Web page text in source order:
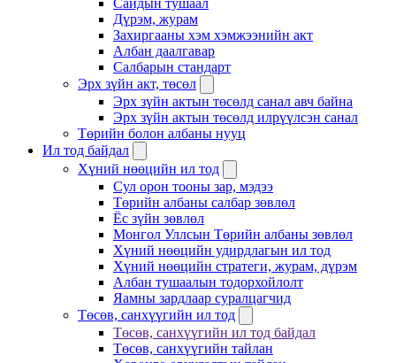
Сайдын тушаал
Дүрэм, журам
Захиргааны хэм хэмжээнийн акт
Албан даалгавар
Салбарын стандарт
Эрх зүйн акт, төсөл
Эрх зүйн актын төсөлд санал авч байна
Эрх зүйн актын төсөлд илрүүлсэн санал
Төрийн болон албаны нууц
Ил тод байдал
Хүний нөөцийн ил тод
Сул орон тооны зар, мэдээ
Төрийн албаны салбар зөвлөл
Ёс зүйн зөвлөл
Монгол Уллсын Төрийн албаны зөвлөл
Хүний нөөцийн удирдлагын ил тод
Хүний нөөцийн стратеги, журам, дүрэм
Албан тушаалын тодорхойлолт
Яамны зардлаар суралцагчид
Төсөв, санхүүгийн ил тод
Төсөв, санхүүгийн ил тод байдал
Төсөв, санхүүгийн тайлан